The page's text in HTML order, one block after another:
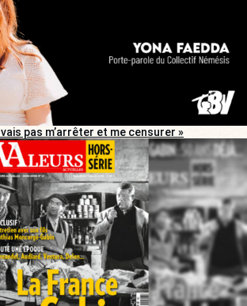
vais pas m’arrêter et me censurer »